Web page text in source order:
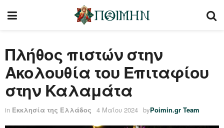
Πλήθος πιστών στην
Ακολουθία του Επιταφίου
στην Καλαμάτα
in Εκκλησία της Ελλάδος 4 Μαΐου 2024 byPoimin.gr Team